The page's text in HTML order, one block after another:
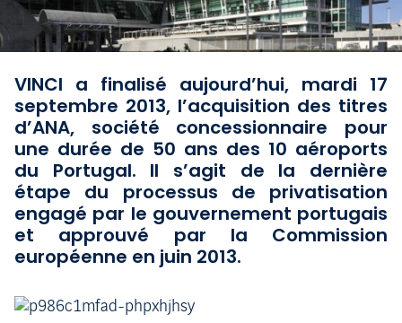
VINCI a finalisé aujourd’hui, mardi 17
septembre 2013, l’acquisition des titres
d’ANA, société concessionnaire pour
une durée de 50 ans des 10 aéroports
du Portugal. Il s’agit de la dernière
étape du processus de privatisation
engagé par le gouvernement portugais
et approuvé par la Commission
européenne en juin 2013.